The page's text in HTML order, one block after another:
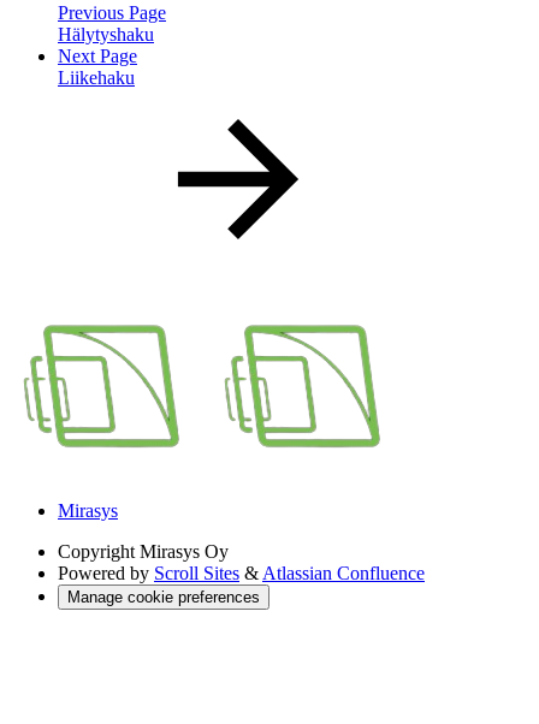
Previous Page
Hälytyshaku
Next Page
Liikehaku
Mirasys
Copyright Mirasys Oy
Powered by Scroll Sites & Atlassian Confluence
Manage cookie preferences